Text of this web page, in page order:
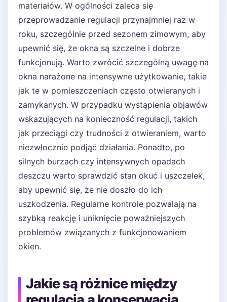
materiałów. W ogólności zaleca się
przeprowadzanie regulacji przynajmniej raz w
roku, szczególnie przed sezonem zimowym, aby
upewnić się, że okna są szczelne i dobrze
funkcjonują. Warto zwrócić szczególną uwagę na
okna narażone na intensywne użytkowanie, takie
jak te w pomieszczeniach często otwieranych i
zamykanych. W przypadku wystąpienia objawów
wskazujących na konieczność regulacji, takich
jak przeciągi czy trudności z otwieraniem, warto
niezwłocznie podjąć działania. Ponadto, po
silnych burzach czy intensywnych opadach
deszczu warto sprawdzić stan okuć i uszczelek,
aby upewnić się, że nie doszło do ich
uszkodzenia. Regularne kontrole pozwalają na
szybką reakcję i uniknięcie poważniejszych
problemów związanych z funkcjonowaniem
okien.
Jakie są różnice między